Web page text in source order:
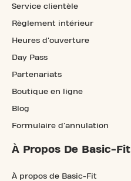
Service clientèle
Règlement intérieur
Heures d'ouverture
Day Pass
Partenariats
Boutique en ligne
Blog
Formulaire d'annulation
À Propos De Basic-Fit
À propos de Basic-Fit